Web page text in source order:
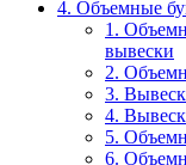
4. Объемные
1.
вывески
2.
3.
4.
5.
6.